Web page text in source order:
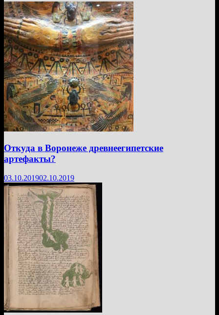
Откуда в Воронеже древнеегипетские
артефакты?
03.10.201902.10.2019